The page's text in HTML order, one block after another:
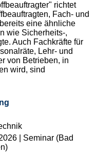
richtet
Fach- und
eine ähnliche
wie Sicherheits-,
Auch Fachkräfte für
Lehr- und
von Betrieben, in
wird, sind
| Seminar (Bad